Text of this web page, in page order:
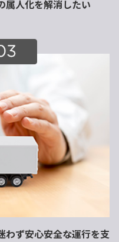
属人化を解消したい
わず安心安全な運行を支